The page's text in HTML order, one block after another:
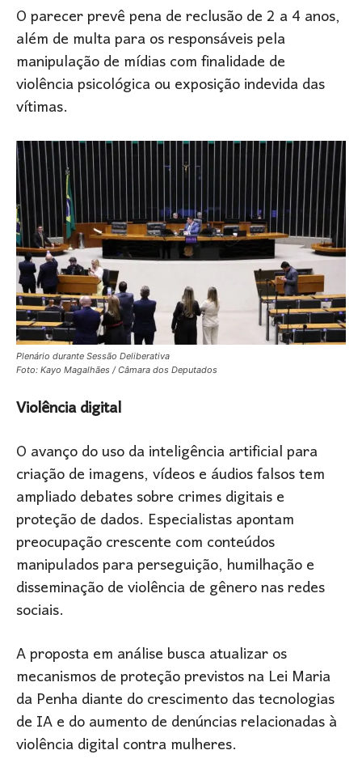
O parecer prevê pena de reclusão de 2 a 4 anos,
além de multa para os responsáveis pela
manipulação de mídias com finalidade de
violência psicológica ou exposição indevida das
vítimas.
Plenário durante Sessão Deliberativa
Foto: Kayo Magalhães / Câmara dos Deputados
Violência digital
O avanço do uso da inteligência artificial para
criação de imagens, vídeos e áudios falsos tem
ampliado debates sobre crimes digitais e
proteção de dados. Especialistas apontam
preocupação crescente com conteúdos
manipulados para perseguição, humilhação e
disseminação de violência de gênero nas redes
sociais.
A proposta em análise busca atualizar os
mecanismos de proteção previstos na Lei Maria
da Penha diante do crescimento das tecnologias
de IA e do aumento de denúncias relacionadas à
violência digital contra mulheres.